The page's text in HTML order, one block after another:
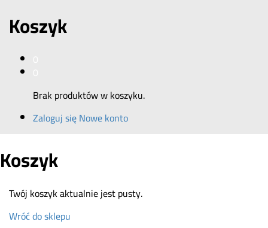
Koszyk
Brak produktów w koszyku.
Zaloguj sięNowe konto
Koszyk
Twój koszyk aktualnie jest pusty.
Wróć do sklepu